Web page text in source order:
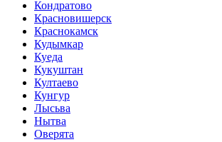
Кондратово
Красновишерск
Краснокамск
Кудымкар
Куеда
Кукуштан
Култаево
Кунгур
Лысьва
Нытва
Оверята